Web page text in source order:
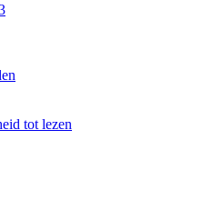
tot lezen